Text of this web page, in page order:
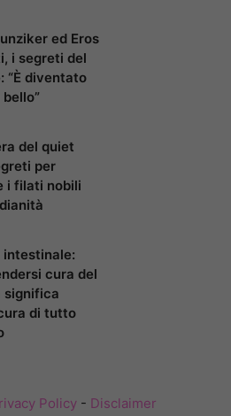
ed Eros
i segreti del
“È diventato
del quiet
per
i filati nobili
intestinale:
cura del
significa
di tutto
Policy- Disclaimer